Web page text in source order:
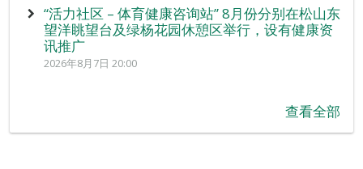
“活力社区 – 体育健康咨询站” 8月份分别在松山东
望洋眺望台及绿杨花园休憩区举行，设有健康资
讯推广
2026年8月7日 20:00
查看全部